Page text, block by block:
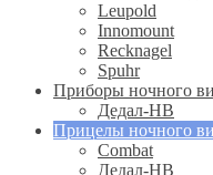
Leupold
Innomount
Recknagel
Spuhr
Приборы ночного
Дедал-НВ
Прицелы ночного
Combat
Дедал-НВ